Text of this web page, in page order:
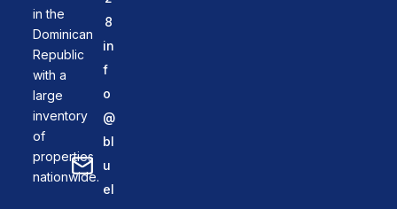
in the
Dominican
Republic
with a
large
inventory
of
properties
nationwide.
8
in
f
o
@
bl
u
el